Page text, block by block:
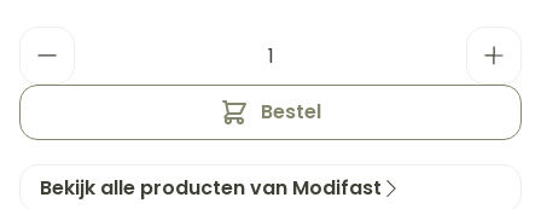
Bestel
Bekijk alle producten van Modifast